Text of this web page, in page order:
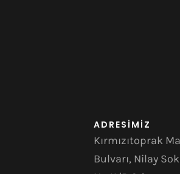
ADRESİMİZ
Kırmızıtoprak
Bulvarı, Nilay